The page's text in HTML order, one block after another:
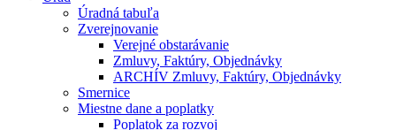
Úradná tabuľa
Zverejnovanie
Verejné obstarávanie
Zmluvy, Faktúry, Objednávky
ARCHÍV Zmluvy, Faktúry, Objednávky
Smernice
Miestne dane a poplatky
Poplatok za rozvoj